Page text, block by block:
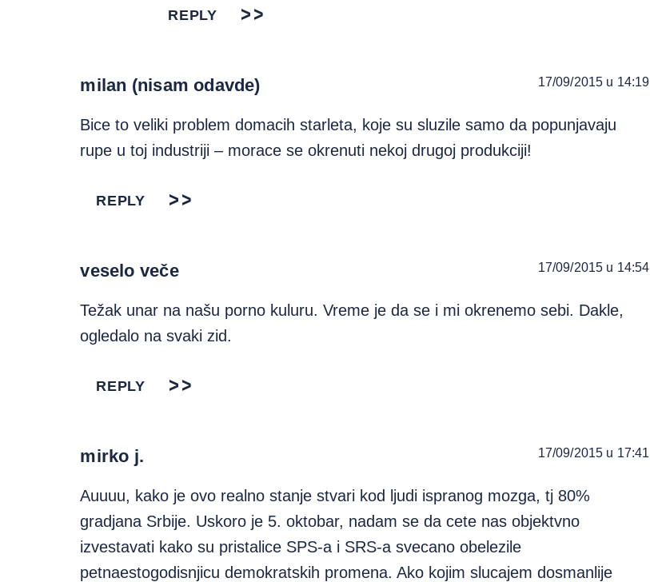
REPLY
milan (nisam odavde) 17/09/2015 u 14:19
Bice to veliki problem domacih starleta, koje su sluzile samo da popunjavaju
rupe u toj industriji – morace se okrenuti nekoj drugoj produkciji!
REPLY
veselo veče 17/09/2015 u 14:54
Težak unar na našu porno kuluru. Vreme je da se i mi okrenemo sebi. Dakle,
ogledalo na svaki zid.
REPLY
mirko j. 17/09/2015 u 17:41
Auuuu, kako je ovo realno stanje stvari kod ljudi ispranog mozga, tj 80%
gradjana Srbije. Uskoro je 5. oktobar, nadam se da cete nas objektvno
izvestavati kako su pristalice SPS-a i SRS-a svecano obelezile
petnaestogodisnjicu demokratskih promena. Ako kojim slucajem dosmanlije